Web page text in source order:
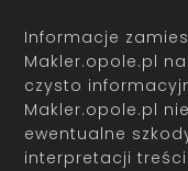
Informacje
Makler.opole.pl
czysto
Makler.opole.pl
ewentualne
interpretacji treści.